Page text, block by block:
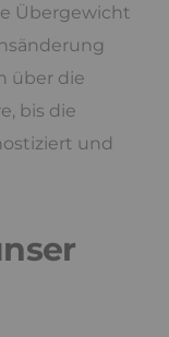
Übergewicht
über die
bis die
und